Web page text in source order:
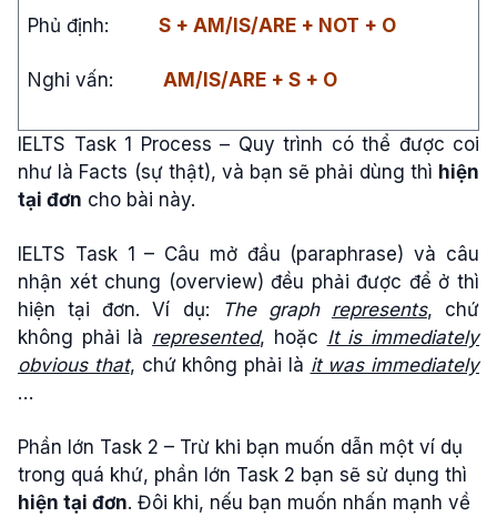
Phủ định: S + AM/IS/ARE + NOT + O
Nghi vấn: AM/IS/ARE + S + O
IELTS Task 1 Process – Quy trình có thể được coi
như là Facts (sự thật), và bạn sẽ phải dùng thì hiện
tại đơn cho bài này.
IELTS Task 1 – Câu mở đầu (paraphrase) và câu
nhận xét chung (overview) đều phải được để ở thì
hiện tại đơn. Ví dụ:
The graph represents, chứ
không phải là represented, hoặc It is immediately
obvious that, chứ không phải là it was immediately
…
Phần lớn Task 2 – Trừ khi bạn muốn dẫn một ví dụ
trong quá khứ, phần lớn Task 2 bạn sẽ sử dụng thì
hiện tại đơn. Đôi khi, nếu bạn muốn nhấn mạnh về